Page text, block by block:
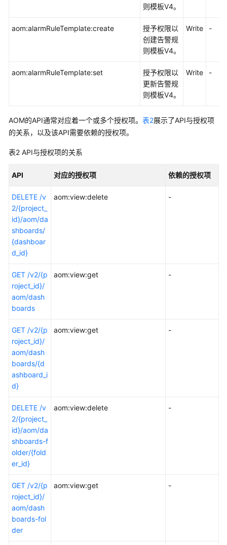
则模板V4。
aom:alarmRuleTemplate:create
授予权限以
创建告警规
则模板V4。
Write -
aom:alarmRuleTemplate:set
授予权限以
更新告警规
则模板V4。
Write -
AOM的API通常对应着一个或多个授权项。 表2展示了API与授权项
的关系，以及该API需要依赖的授权项。
表2 API与授权项的关系
API 对应的授权项 依赖的授权项
DELETE /v
2/{project_
id}/aom/da
shboards/
{dashboar
d_id}
aom:view:delete -
GET /v2/{p
roject_id}/
aom/dash
boards
aom:view:get -
GET /v2/{p
roject_id}/
aom/dash
boards/{d
ashboard_i
d}
aom:view:get -
DELETE /v
2/{project_
id}/aom/da
shboards-f
older/{fold
er_id}
aom:view:delete -
GET /v2/{p
roject_id}/
aom/dash
boards-fol
der
aom:view:get -